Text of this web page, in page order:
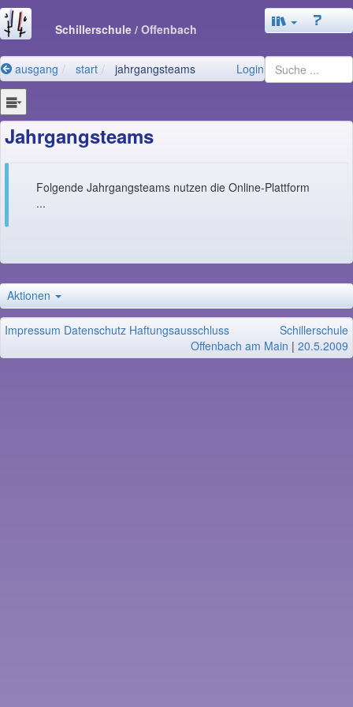
Schillerschule / Offenbach
ausgang start jahrgangsteams Login
Jahrgangsteams
Folgende Jahrgangsteams nutzen die Online-Plattform
...
Aktionen
Impressum Datenschutz Haftungsausschluss
Schillerschule
Offenbach am Main | 20.5.2009